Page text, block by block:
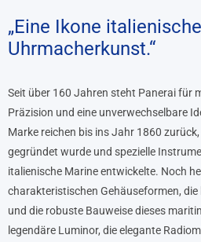
„Eine Ikone
Uhrmacherkunst.“
Seit über 160 Jahren steht Panerai für
Präzision und eine unverwechselbare
Marke reichen bis ins Jahr 1860
gegründet wurde und spezielle
italienische Marine entwickelte. Noch
charakteristischen Gehäuseformen,
und die robuste Bauweise dieses
legendäre Luminor, die elegante